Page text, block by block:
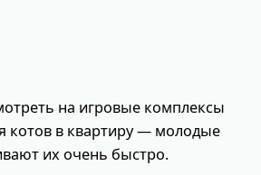
на игровые комплексы
котов в квартиру — молодые
их очень быстро.